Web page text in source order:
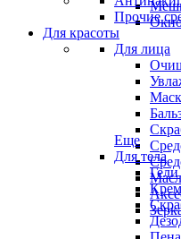
Прочие
Для красоты
Для лица
Еще
Для тела